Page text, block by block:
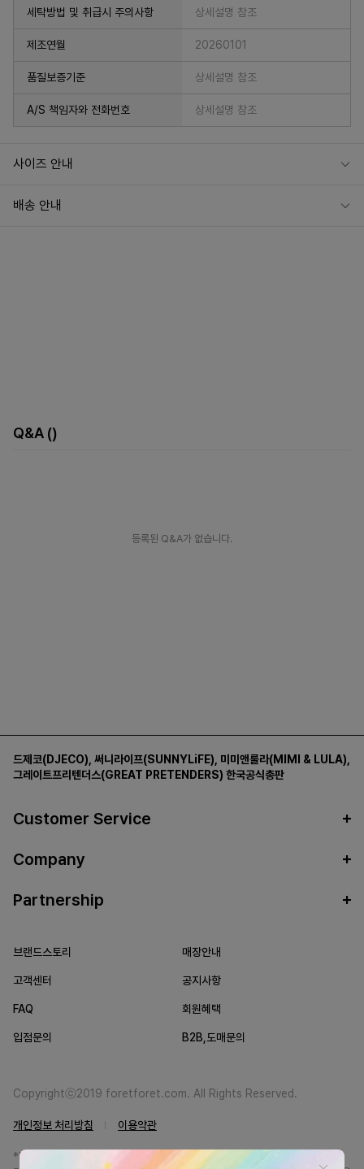
세탁방법 및 취급시 주의사항 상세설명 참조
제조연월 20260101
품질보증기준 상세설명 참조
A/S 책임자와 전화번호 상세설명 참조
사이즈 안내
배송 안내
Q&A ()
등록된 Q&A가 없습니다.
드제코(DJECO) 써니라이프(SUNNYLiFE) 미미앤룰라(MIMI & LULA)
그레이트프리텐더스(GREAT PRETENDERS) 한국공식총판
Customer Service
Company
Partnership
브랜드스토리 매장안내
고객센터 공지사항
FAQ 회원혜택
입점문의 B2B,도매문의
Copyrightⓒ2019 foretforet.com. All Rights Reserved.
개인정보 처리방침 이용약관
*FORETFORET에서는 브랜드 본사와의 직거래를 통한 정품만을 취급합니